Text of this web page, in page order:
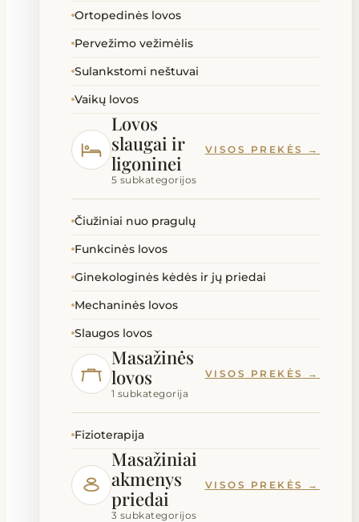
Ortopedinės lovos
Pervežimo vežimėlis
Sulankstomi neštuvai
Vaikų lovos
Lovos
slaugai ir
ligoninei
5 subkategorijos
VISOS PREKĖS →
Čiužiniai nuo pragulų
Funkcinės lovos
Ginekologinės kėdės ir jų priedai
Mechaninės lovos
Slaugos lovos
Masažinės
lovos
1 subkategorija
VISOS PREKĖS →
Fizioterapija
Masažiniai
akmenys
priedai
3 subkategorijos
VISOS PREKĖS →